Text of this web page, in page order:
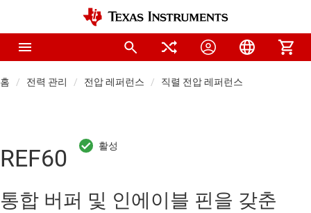
홈 전력 관리 전압 레퍼런스 직렬 전압 레퍼런스
REF60
통합 버퍼 및 인에이블 핀을 갖춘